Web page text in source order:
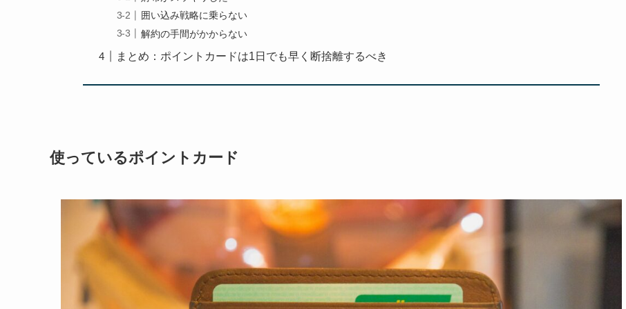
囲い込み戦略に乗らない
解約の手間がかからない
まとめ：ポイントカードは1日でも早く断捨離するべき
使っているポイントカード